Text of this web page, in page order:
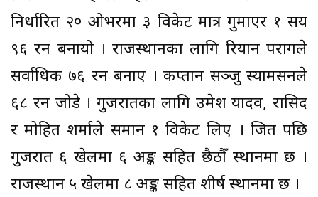
निर्धारित २० ओभरमा ३ विकेट मात्र गुमाएर १ सय
९६ रन बनायो । राजस्थानका लागि रियान परागले
सर्वाधिक ७६ रन बनाए । कप्तान सञ्जु स्यामसनले
६८ रन जोडे । गुजरातका लागि उमेश यादव, रासिद
र मोहित शर्माले समान १ विकेट लिए । जित पछि
गुजरात ६ खेलमा ६ अङ्क सहित छैठौँ स्थानमा छ ।
राजस्थान ५ खेलमा ८ अङ्क सहित शीर्ष स्थानमा छ ।